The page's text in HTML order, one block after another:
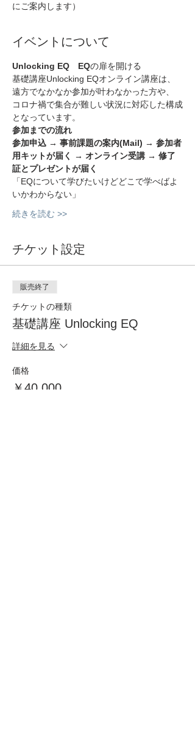
にご案内します）
イベントについて
Unlocking EQ　EQの扉を開ける
基礎講座Unlocking EQオンライン講座は、
遠方でなかなか参加が叶わなかった方や、
コロナ禍で集合が難しい状況に対応した構成
となっています。
参加までの流れ
参加申込 → 事前課題の案内(Mail) → 参加者
用キットが届く → オンライン受講 → 修了
証とプレゼントが届く
「EQについて学びたいけどどこで学べばよ
いかわからない」
続きを読む >>
チケット設定
販売終了
チケットの種類
基礎講座 Unlocking EQ
詳細を見る
価格
￥40,000